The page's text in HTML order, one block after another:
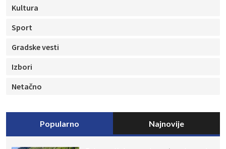
Kultura
Sport
Gradske vesti
Izbori
Netačno
Popularno Najnovije